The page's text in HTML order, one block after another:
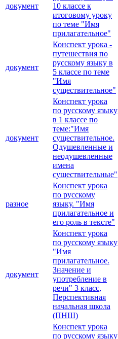
документ
10 классе к
итоговому уроку
по теме "Имя
прилагательное"
документ
Конспект урока -
путешествия по
русскому языку в
5 классе по теме
"Имя
существительное"
документ
Конспект урока
по русскому языку
в 1 классе по
теме:"Имя
существительное.
Одушевленные и
неодушевленные
имена
существительные"
разное
Конспект урока
по русскому
языку. "Имя
прилагательное и
его роль в тексте"
документ
Конспект урока
по русскому языку
"Имя
прилагательное.
Значение и
употребление в
речи" 3 класс,
Перспективная
начальная школа
(ПНШ)
Конспект урока
по русскому языку